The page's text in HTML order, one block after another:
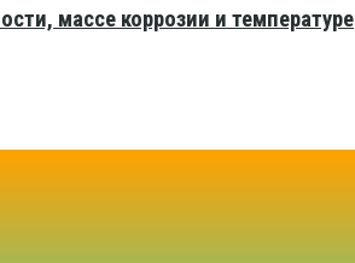
массе коррозии и температуре